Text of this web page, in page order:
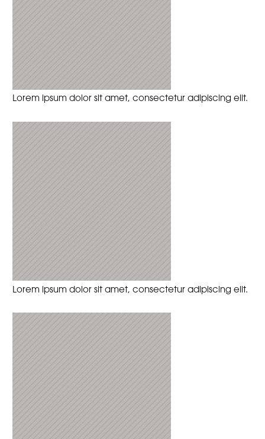
Lorem ipsum dolor sit amet, consectetur adipiscing elit.
Lorem ipsum dolor sit amet, consectetur adipiscing elit.